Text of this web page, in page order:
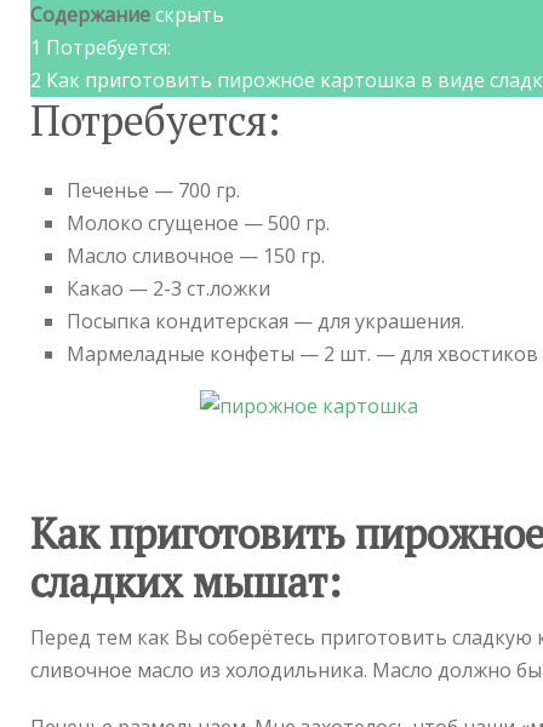
Содержаниескрыть
1 Потребуется:
2 Как приготовить пирожное картошка в виде
Потребуется:
Печенье — 700 гр.
Молоко сгущеное — 500 гр.
Масло сливочное — 150 гр.
Какао — 2-3 ст.ложки
Посыпка кондитерская — для украшения.
Мармеладные конфеты — 2 шт. — для хвостиков
Как приготовить
сладких мышат:
Перед тем как Вы соберётесь приготовить
сливочное масло из холодильника. Масло должно